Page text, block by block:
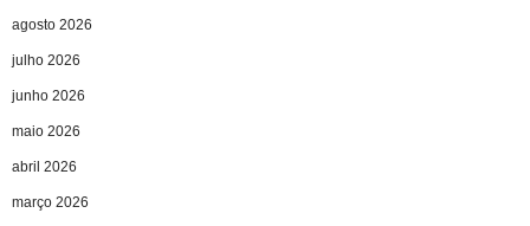
agosto 2026
julho 2026
junho 2026
maio 2026
abril 2026
março 2026